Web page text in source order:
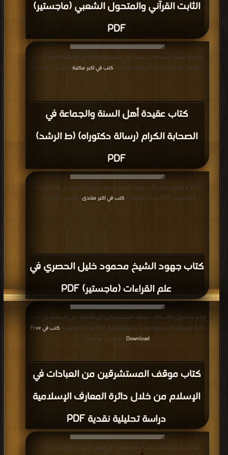
الثابت القرآني والمتحول الشعبي (ماجستير)
PDF
كتاب عقيدة أهل السنة والجماعة في
الصحابة الكرام (رسالة دكتوراه) (ط الرشد)
PDF
قراءة و تحميل كتاب كتاب عقيدة أهل السنة والجماعة في الصحابة الكرام (رسالة
دكتوراه) (ط الرشد) PDF مجانا | مكتبة >
كتب في اكبر مكتبة | التحميل : مرة/مرات
كتاب جهود الشيخ محمود خليل الحصري في
علم القراءات (ماجستير) PDF
قراءة و تحميل كتاب كتاب جهود الشيخ محمود خليل الحصري في علم القراءات
(ماجستير) PDF مجانا | مكتبة >
كتب في اكبر منتدى | التحميل : مرة/مرات
كتاب موقف المستشرقين من العبادات في
الإسلام من خلال دائرة المعارف الإسلامية
دراسة تحليلية نقدية PDF
قراءة و تحميل كتاب كتاب موقف المستشرقين من العبادات في الإسلام من خلال
دائرة المعارف الإسلامية دراسة تحليلية نقدية PDF مجانا | مكتبة >
كتب في Free
Download | التحميل : مرة/مرات
قراءة و تحميل كتاب كتاب الصيغ الفعلية في القرآن الكريم أصواتاً وأبنية ودلالة